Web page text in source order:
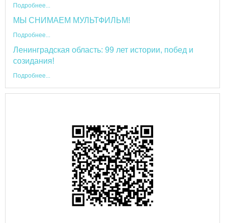
Подробнее...
МЫ СНИМАЕМ МУЛЬТФИЛЬМ!
Подробнее...
Ленинградская область: 99 лет истории, побед и
созидания!
Подробнее...